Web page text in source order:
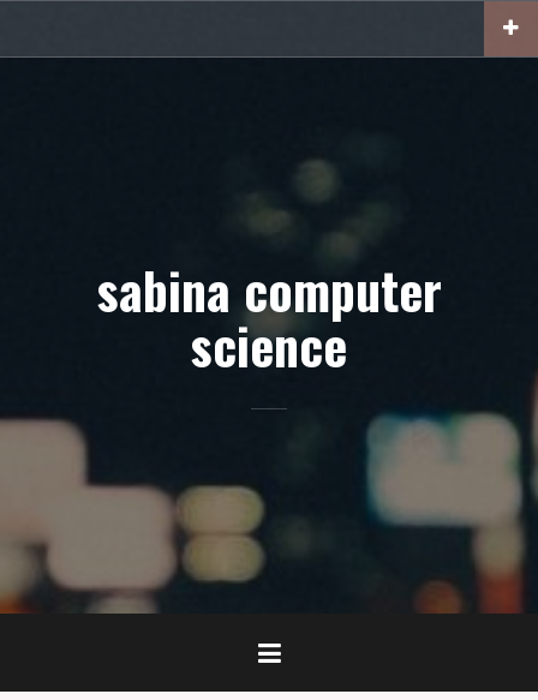
content
sabina computer
science